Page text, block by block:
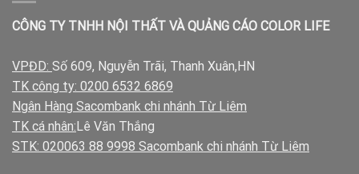
CÔNG TY TNHH NỘI THẤT VÀ QUẢNG CÁO COLOR LIFE
VPĐD: Số 609, Nguyễn Trãi, Thanh Xuân,HN
TK công ty: 0200 6532 6869
Ngân Hàng Sacombank chi nhánh Từ Liêm
TK cá nhân:Lê Văn Thắng
STK: 020063 88 9998 Sacombank chi nhánh Từ Liêm